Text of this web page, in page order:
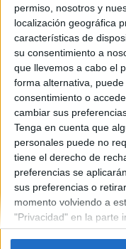
permiso, nosotros y
localización geográfica
características de
su consentimiento a
que llevemos a cabo el
forma alternativa,
consentimiento o
cambiar sus
Tenga en cuenta que
personales puede no
tiene el derecho de
preferencias se
sus preferencias o
momento volviendo a
"Privacidad" en la parte
Diego de
Phone:+34 91 593
Email: info@forofp.es
Información legal
Aviso legal
Política de privacidad
Condiciones generales de
Política de cookies